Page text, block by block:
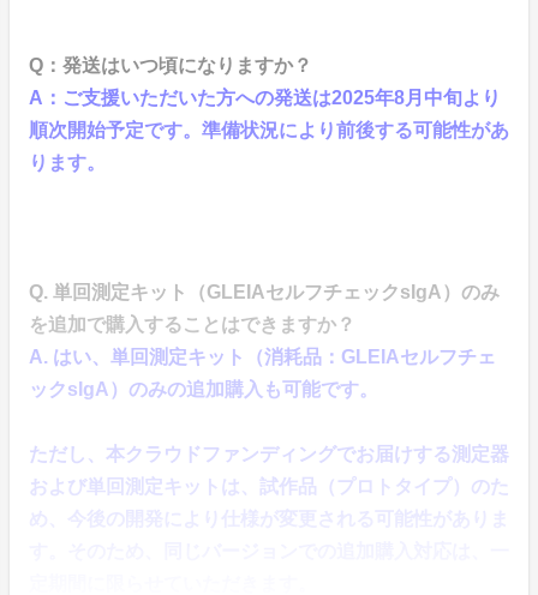
Q：発送はいつ頃になりますか？
A：ご支援いただいた方への発送は2025年8月中旬より
順次開始予定です。準備状況により前後する可能性があ
ります。
Q. 単回測定キット（GLEIAセルフチェックsIgA）のみ
を追加で購入することはできますか？
A. はい、単回測定キット（消耗品：GLEIAセルフチェ
ックsIgA）のみの追加購入も可能です。
ただし、本クラウドファンディングでお届けする測定器
および単回測定キットは、試作品（プロトタイプ）のた